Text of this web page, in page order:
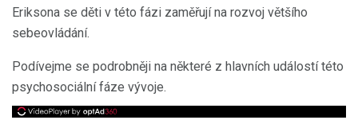
Eriksona se děti v této fázi zaměřují na rozvoj většího
sebeovládání.
Podívejme se podrobněji na některé z hlavních událostí této
psychosociální fáze vývoje.